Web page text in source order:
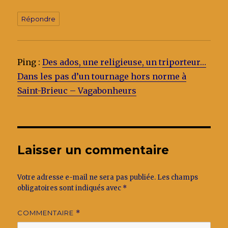
Répondre
Ping :Des ados, une religieuse, un triporteur…
Dans les pas d’un tournage hors norme à
Saint-Brieuc – Vagabonheurs
Laisser un commentaire
Votre adresse e-mail ne sera pas publiée. Les champs
obligatoires sont indiqués avec *
COMMENTAIRE *